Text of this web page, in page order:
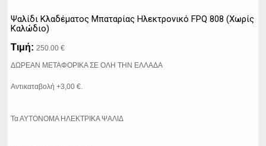
Ψαλίδι Κλαδέματος Μπαταρίας Ηλεκτρονικό FPQ 808 (Χωρίς
Καλώδιο)
Τιμή: 250.00 €
ΔΩΡΕΑΝ ΜΕΤΑΦΟΡΙΚΑ ΣΕ ΟΛΗ ΤΗΝ ΕΛΛΑΔΑ
Αντικαταβολή +3,00 €.
Τα ΑΥΤΟΝΟΜΑ ΗΛΕΚΤΡΙΚΑ ΨΑΛΙΔ